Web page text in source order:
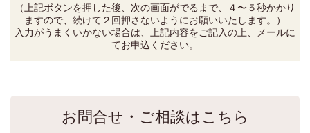
（上記ボタンを押した後、次の画面がでるまで、４〜５秒かかり
ますので、続けて２回押さないようにお願いいたします。）
入力がうまくいかない場合は、上記内容をご記入の上、メールに
てお申込ください。
お問合せ・ご相談はこちら